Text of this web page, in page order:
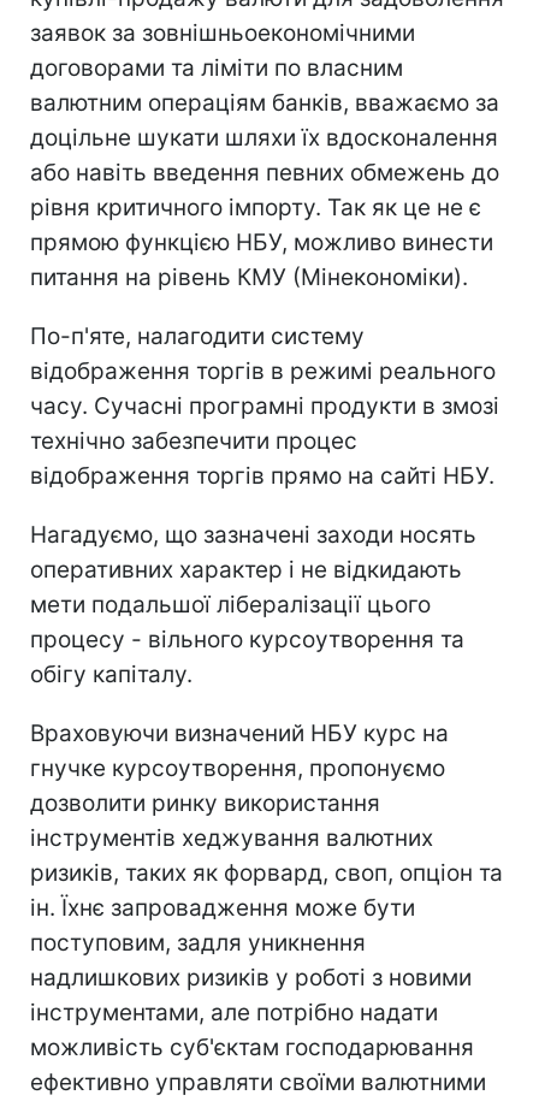
заявок за зовнішньоекономічними
договорами та ліміти по власним
валютним операціям банків, вважаємо за
доцільне шукати шляхи їх вдосконалення
або навіть введення певних обмежень до
рівня критичного імпорту. Так як це не є
прямою функцією НБУ, можливо винести
питання на рівень КМУ (Мінекономіки).
По-п'яте, налагодити систему
відображення торгів в режимі реального
часу. Сучасні програмні продукти в змозі
технічно забезпечити процес
відображення торгів прямо на сайті НБУ.
Нагадуємо, що зазначені заходи носять
оперативних характер і не відкидають
мети подальшої лібералізації цього
процесу - вільного курсоутворення та
обігу капіталу.
Враховуючи визначений НБУ курс на
гнучке курсоутворення, пропонуємо
дозволити ринку використання
інструментів хеджування валютних
ризиків, таких як форвард, своп, опціон та
ін. Їхнє запровадження може бути
поступовим, задля уникнення
надлишкових ризиків у роботі з новими
інструментами, але потрібно надати
можливість суб'єктам господарювання
ефективно управляти своїми валютними